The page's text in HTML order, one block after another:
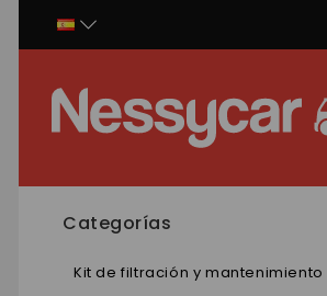
Categorías
Kit de filtración y mantenimiento